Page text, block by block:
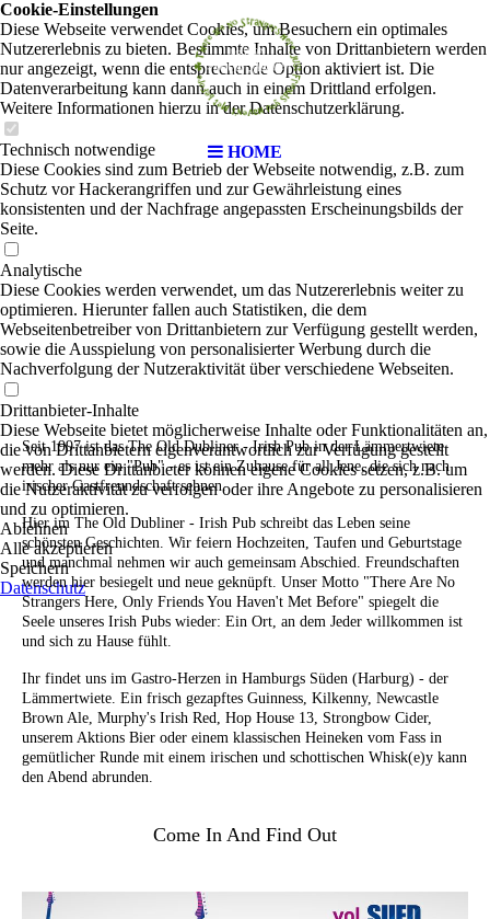
HOME
Seit 1997 ist das The Old Dubliner - Irish Pub in der Lämmertwiete
mehr als nur ein "Pub" - es ist ein Zuhause für all Jene, die sich nach
irischer Gastfreundschaft sehnen.
Hier im The Old Dubliner - Irish Pub schreibt das Leben seine
schönsten Geschichten. Wir feiern Hochzeiten, Taufen und Geburtstage
und manchmal nehmen wir auch gemeinsam Abschied. Freundschaften
werden hier besiegelt und neue geknüpft. Unser Motto "There Are No
Strangers Here, Only Friends You Haven't Met Before" spiegelt die
Seele unseres Irish Pubs wieder: Ein Ort, an dem Jeder willkommen ist
und sich zu Hause fühlt.
Ihr findet uns im Gastro-Herzen in Hamburgs Süden (Harburg) - der
Lämmertwiete. Ein frisch gezapftes Guinness, Kilkenny, Newcastle
Brown Ale, Murphy's Irish Red, Hop House 13, Strongbow Cider,
unserem Aktions Bier oder einem klassischen Heineken vom Fass in
gemütlicher Runde mit einem irischen und schottischen Whisk(e)y kann
den Abend abrunden.
Come In And Find Out
Cookie-Einstellungen
Diese Webseite verwendet Cookies, um Besuchern ein optimales
Nutzererlebnis zu bieten. Bestimmte Inhalte von Drittanbietern werden
nur angezeigt, wenn die entsprechende Option aktiviert ist. Die
Datenverarbeitung kann dann auch in einem Drittland erfolgen.
Weitere Informationen hierzu in der Datenschutzerklärung.
Technisch notwendige
Diese Cookies sind zum Betrieb der Webseite notwendig, z.B. zum
Schutz vor Hackerangriffen und zur Gewährleistung eines
konsistenten und der Nachfrage angepassten Erscheinungsbilds der
Seite.
Analytische
Diese Cookies werden verwendet, um das Nutzererlebnis weiter zu
optimieren. Hierunter fallen auch Statistiken, die dem
Webseitenbetreiber von Drittanbietern zur Verfügung gestellt werden,
sowie die Ausspielung von personalisierter Werbung durch die
Nachverfolgung der Nutzeraktivität über verschiedene Webseiten.
Drittanbieter-Inhalte
Diese Webseite bietet möglicherweise Inhalte oder Funktionalitäten an,
die von Drittanbietern eigenverantwortlich zur Verfügung gestellt
werden. Diese Drittanbieter können eigene Cookies setzen, z.B. um
die Nutzeraktivität zu verfolgen oder ihre Angebote zu personalisieren
und zu optimieren.
Ablehnen
Alle akzeptieren
Speichern
Datenschutz